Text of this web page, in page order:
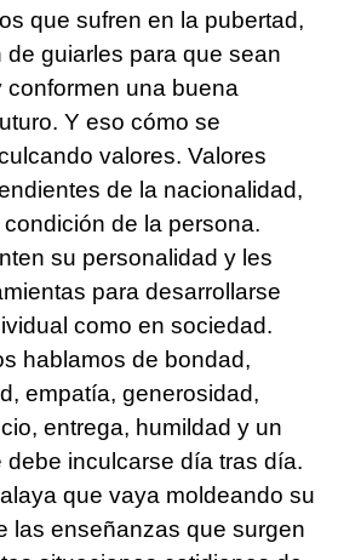
que sufren en la pubertad,
de guiarles para que sean
conformen una buena
Y eso cómo se
valores. Valores
de la nacionalidad,
de la persona.
su personalidad y les
para desarrollarse
como en sociedad.
hablamos de bondad,
empatía, generosidad,
entrega, humildad y un
debe inculcarse día tras día.
que vaya moldeando su
las enseñanzas que surgen